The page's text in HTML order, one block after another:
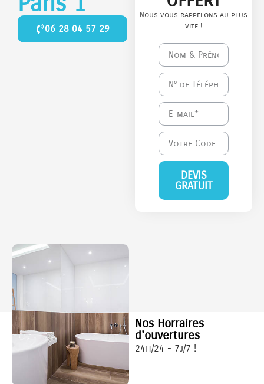
06 28 04 57 29
Nous vous rappelons au plus
vite !
DEVIS
GRATUIT
Nos Horraires
d'ouvertures
24h/24 - 7j/7 !